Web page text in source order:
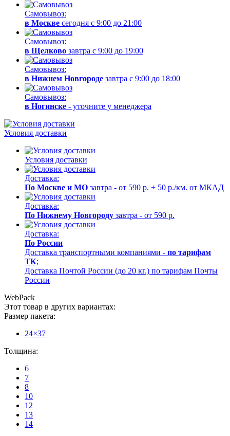
Самовывоз:
в Москве сегодня с 9:00 до 21:00
Самовывоз:
в Щелково завтра с 9:00 до 19:00
Самовывоз:
в Нижнем Новгороде завтра с 9:00 до 18:00
Самовывоз:
в Ногинске - уточните у менеджера
Условия доставки
Условия доставки
Доставка:
По Москве и МО завтра - от 590 р. + 50 р./км. от МКАД
Доставка:
По Нижнему Новгороду завтра - от 590 р.
Доставка:
По России
Доставка транспортными компаниями - по тарифам
ТК;
Доставка Почтой России (до 20 кг.) по тарифам Почты
России
WebPack
Этот товар в других вариантах:
Размер пакета:
24×37
Толщина:
6
7
8
10
12
13
14